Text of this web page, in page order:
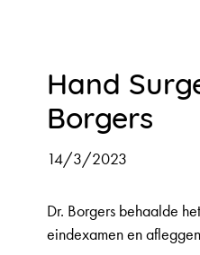
Hand
Borgers
14/3/2023
Dr. Borgers behaalde
eindexamen en